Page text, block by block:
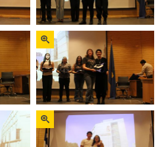
Zoom
Zoom